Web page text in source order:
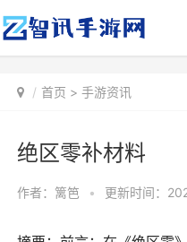
首页 > 手游资讯
绝区零补材料
作者： 篱笆 • 更新时间：